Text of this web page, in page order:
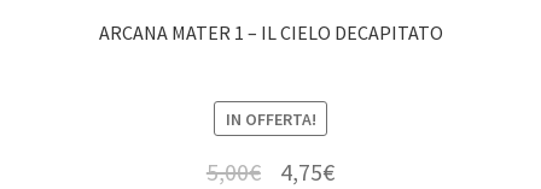
ARCANA MATER 1 – IL CIELO DECAPITATO
IN OFFERTA!
5,00€ 4,75€